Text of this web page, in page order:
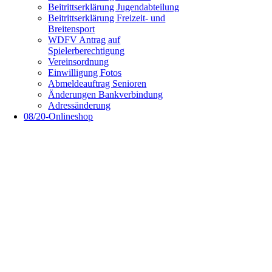
Beitrittserklärung Jugendabteilung
Beitrittserklärung Freizeit- und
Breitensport
WDFV Antrag auf
Spielerberechtigung
Vereinsordnung
Einwilligung Fotos
Abmeldeauftrag Senioren
Änderungen Bankverbindung
Adressänderung
08/20-Onlineshop